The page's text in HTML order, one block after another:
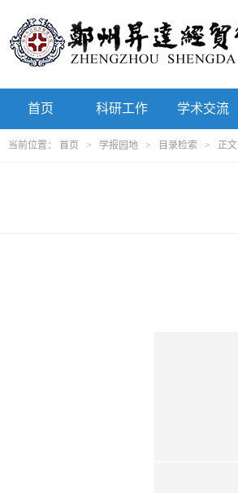
首页 科研工作 学术交流
当前位置： 首页 > 学报园地 > 目录检索 > 正文